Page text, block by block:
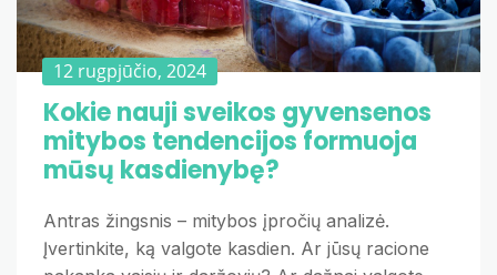
12 rugpjūčio, 2024
Kokie nauji sveikos gyvensenos
mitybos tendencijos formuoja
mūsų kasdienybę?
Antras žingsnis – mitybos įpročių analizė.
Įvertinkite, ką valgote kasdien. Ar jūsų racione